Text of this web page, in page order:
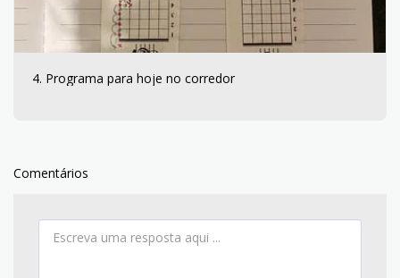
4. Programa para hoje no corredor
Comentários